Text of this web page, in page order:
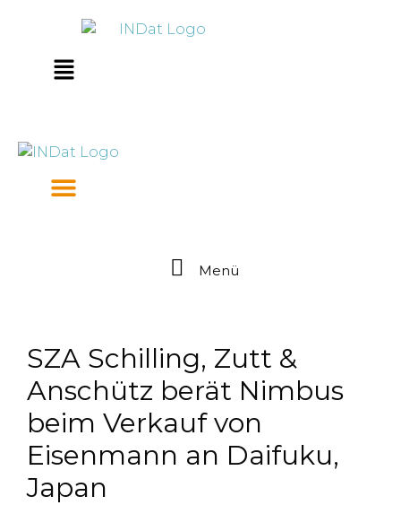
Main
Menü
SZA Schilling, Zutt &
Anschütz berät Nimbus
beim Verkauf von
Eisenmann an Daifuku,
Japan